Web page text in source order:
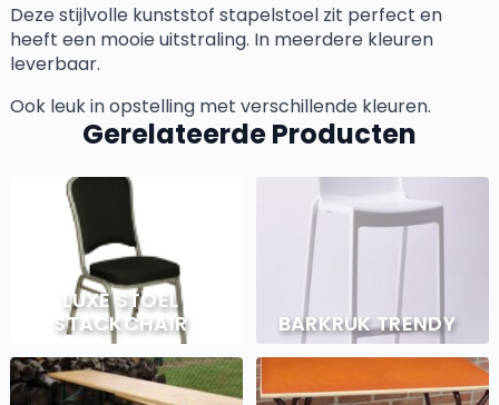
Deze stijlvolle kunststof stapelstoel zit perfect en
heeft een mooie uitstraling. In meerdere kleuren
leverbaar.
Ook leuk in opstelling met verschillende kleuren.
Gerelateerde Producten
LUXE STOEL
STACKCHAIR
BARKRUK TRENDY